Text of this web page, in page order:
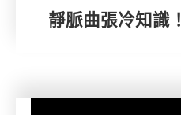
靜脈曲張冷知識！